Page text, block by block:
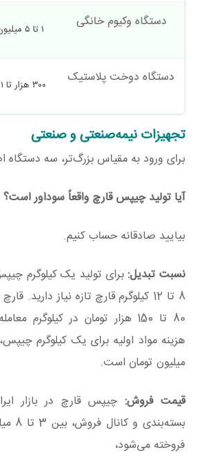
دستگاه وکیوم خانگی ۱ تا ۵ میلیون تومان
دستگاه دوخت پلاستیک ۳۰۰ هزار تا ۱ میلیون
تجهیزات نیمه‌صنعتی و صنعتی
برای ورود به مقیاس بزرگ‌تر، سه دستگاه
آیا تولید چیپس قارچ واقعاً سوداور است؟
بیایید صادقانه حساب کنیم.
نسبت تبدیل:برای تولید یک کیلوگرم
8 تا 12 کیلوگرم قارچ تازه نیاز دارید.
80 تا 150 هزار تومان در
میلیون تومان است.
قیمت فروش: چیپس قارچ در بازار
فروخته می‌شود،